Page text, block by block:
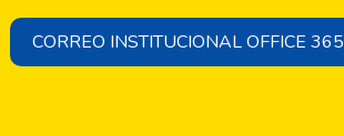
CORREO INSTITUCIONAL OFFICE 365